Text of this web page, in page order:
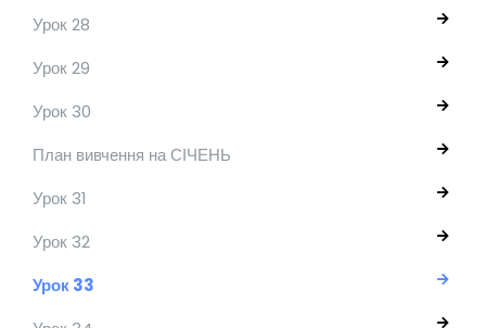
Урок 28
Урок 29
Урок 30
План вивчення на СІЧЕНЬ
Урок 31
Урок 32
Урок 33